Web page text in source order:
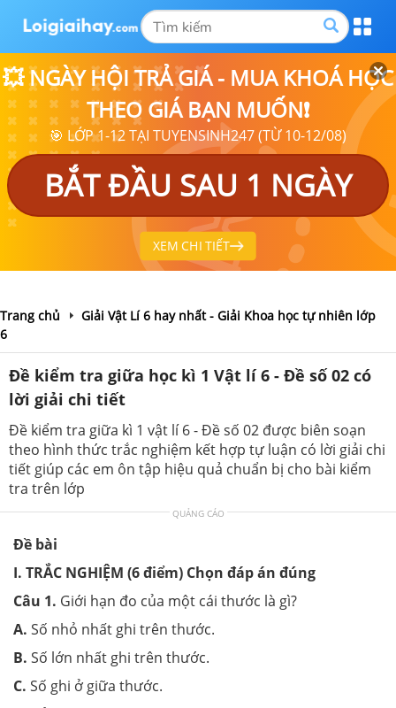
💥 NGÀY HỘI TRẢ GIÁ - MUA KHOÁ HỌC
THEO GIÁ BẠN MUỐN❗
🎯 LỚP 1-12 TẠI TUYENSINH247 (TỪ 10-12/08)
BẮT ĐẦU SAU 1 NGÀY
XEM CHI TIẾT
Trang chủ
Giải Vật Lí 6 hay nhất - Giải Khoa học tự nhiên lớp
6
Đề kiểm tra giữa học kì 1 Vật lí 6 - Đề số 02 có
lời giải chi tiết
Đề kiểm tra giữa kì 1 vật lí 6 - Đề số 02 được biên soạn
theo hình thức trắc nghiệm kết hợp tự luận có lời giải chi
tiết giúp các em ôn tập hiệu quả chuẩn bị cho bài kiểm
tra trên lớp
QUẢNG CÁO
Đề bài
I. TRẮC NGHIỆM (6 điểm) Chọn đáp án đúng
Câu 1. Giới hạn đo của một cái thước là gì?
A. Số nhỏ nhất ghi trên thước.
B. Số lớn nhất ghi trên thước.
C. Số ghi ở giữa thước.